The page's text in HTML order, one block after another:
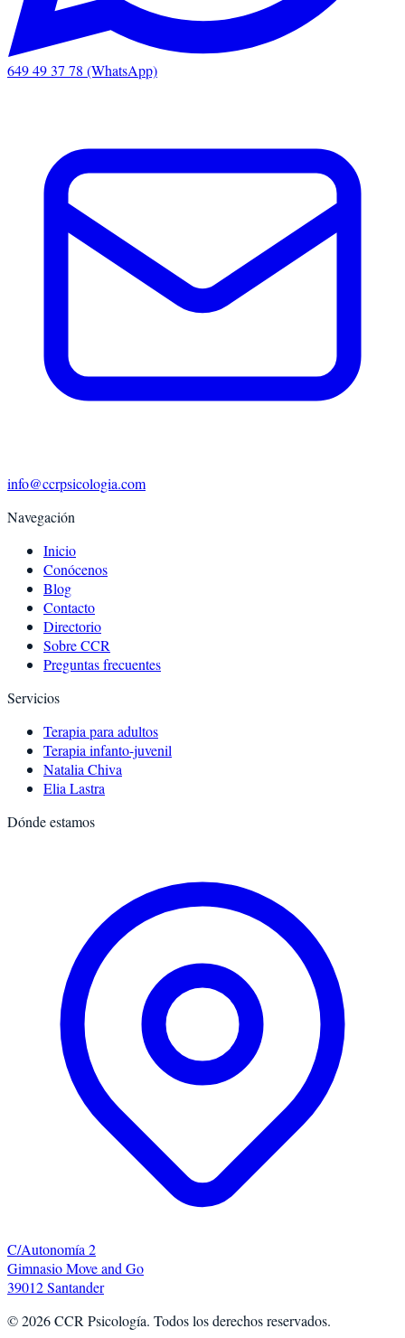
649 49 37 78 (WhatsApp)
info@ccrpsicologia.com
Navegación
Inicio
Conócenos
Blog
Contacto
Directorio
Sobre CCR
Preguntas frecuentes
Servicios
Terapia para adultos
Terapia infanto-juvenil
Natalia Chiva
Elia Lastra
Dónde estamos
C/Autonomía 2
Gimnasio Move and Go
39012 Santander
©2026CCR Psicología. Todos los derechos reservados.